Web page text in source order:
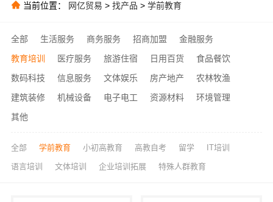
当前位置： 网亿贸易 > 找产品 > 学前教育
全部 生活服务 商务服务 招商加盟
金融服务
教育培训
医疗服务 旅游住宿 日用百货
食品餐饮
数码科技
信息服务 文体娱乐 房产地产
农林牧渔
建筑装修
机械设备 电子电工 资源材料
环境管理
其他
全部 学前教育 小初高教育 高教自考 留学 IT培训
语言培训 文体培训 企业培训拓展 特殊人群教育